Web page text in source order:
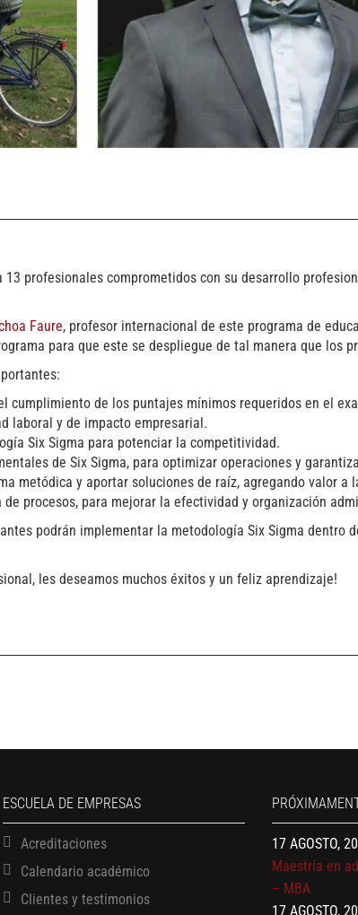
profesionales comprometidos con su desarrollo
Faure, profesor internacional de este programa de
para que este se despliegue de tal manera que los
cumplimiento de los puntajes mínimos requeridos en el
laboral y de impacto empresarial.
Six Sigma para potenciar la competitividad.
de Six Sigma, para optimizar operaciones y
metódica y aportar soluciones de raíz, agregando valor a
procesos, para mejorar la efectividad y organización
podrán implementar la metodología Six Sigma dentro
les deseamos muchos éxitos y un feliz aprendizaje!
ESCUELA DE EMPRESAS
Acreditaciones
Calendario académico
Clientes y testimonios
17 AGOSTO,
17 AGOSTO,
Maestría en
– MBA
17 AGOSTO,
Maestría en
20 AGOSTO,